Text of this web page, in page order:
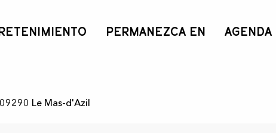
PERMANEZCA EN AGENDA
Le Mas-d'Azil